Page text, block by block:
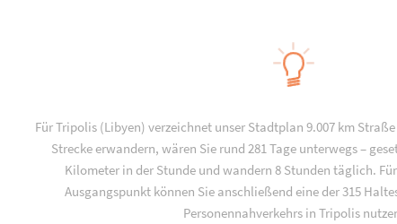
Für Tripolis (Libyen) verzeichnet unser Stadtplan 9.007 km
Strecke erwandern, wären Sie rund 281 Tage unterwegs –
Kilometer in der Stunde und wandern 8 Stunden täglich.
Ausgangspunkt können Sie anschließend eine der 315
Personennahverkehrs in Tripolis